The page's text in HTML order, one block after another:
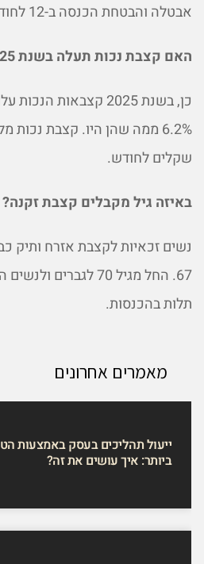
אבטלה והבטחת הכנסה ב-12 לחודש.
האם קצבת נכות תעלה בשנת 2025?
כן, בשנת 2025 קצבאות
שקלים לחודש.
באיזה גיל מקבלים קצבת זקנה?
67. החל מגיל 70
תלות בהכנסות.
מאמרים אחרונים
ייעול תהליכים בעסק באמצעות
ביותר: איך עושים את זה?